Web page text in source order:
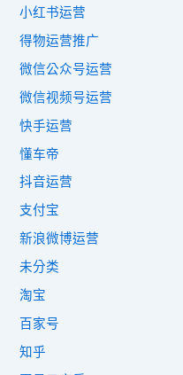
小红书运营
得物运营推广
微信公众号运营
微信视频号运营
快手运营
懂车帝
抖音运营
支付宝
新浪微博运营
未分类
淘宝
百家号
知乎